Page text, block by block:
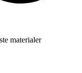
materialer